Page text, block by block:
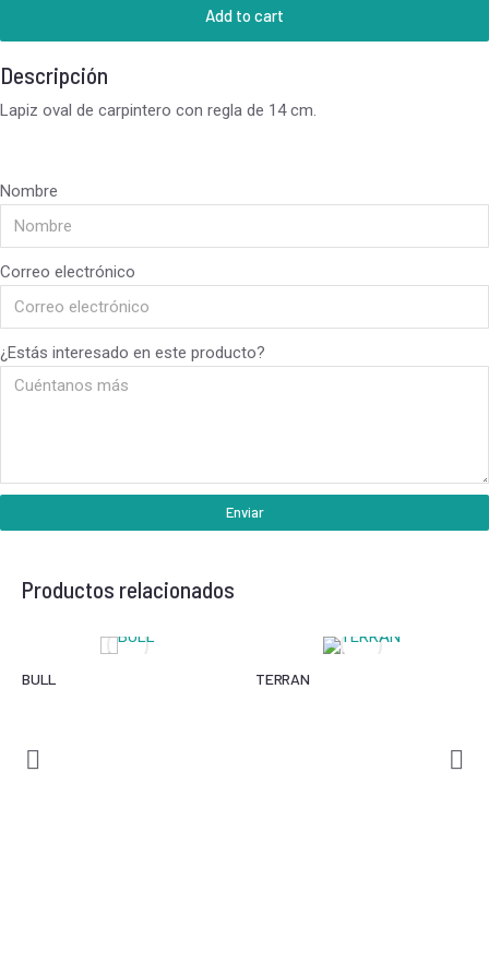
Add to cart
Descripción
Lapiz oval de carpintero con regla de 14 cm.
Nombre
Correo electrónico
¿Estás interesado en este producto?
Enviar
Productos relacionados
BULL TERRAN